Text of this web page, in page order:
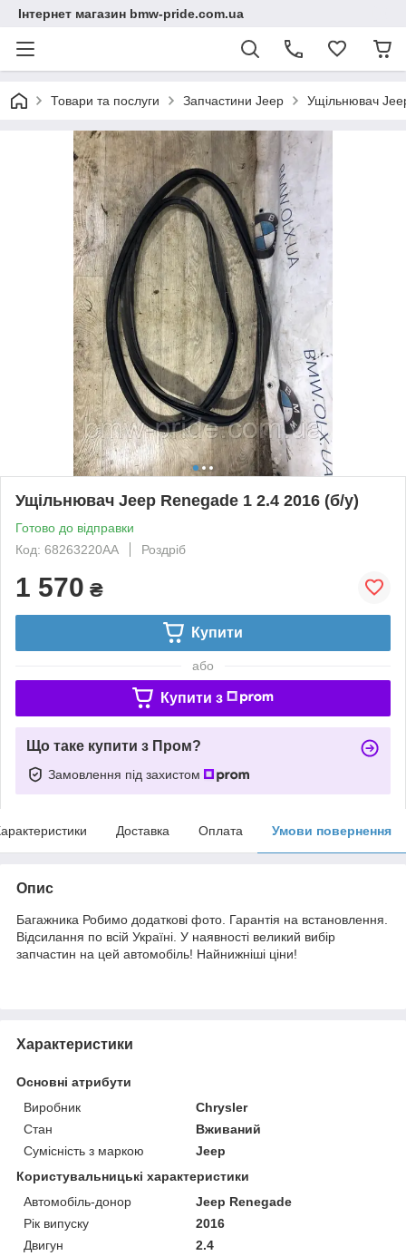
Інтернет магазин bmw-pride.com.ua
Товари та послуги Запчастини Jeep Ущільнювач
Ущільнювач Jeep Renegade 1 2.4 2016 (б/у)
Готово до відправки
Код: 68263220AA
Роздріб
1 570 ₴
Купити
або
Купити з
Що таке купити з Пром?
Замовлення під захистом
Доставка Оплата Умови повернення
Опис
Багажника Робимо додаткові фото. Гарантія на встановлення.
Відсилання по всій Україні. У наявності великий вибір
запчастин на цей автомобіль! Найнижніші ціни!
Характеристики
Основні атрибути
Виробник
Chrysler
Стан
Вживаний
Сумісність з маркою
Jeep
Користувальницькі характеристики
Автомобіль-донор
Jeep Renegade
Рік випуску
2016
Двигун
2.4